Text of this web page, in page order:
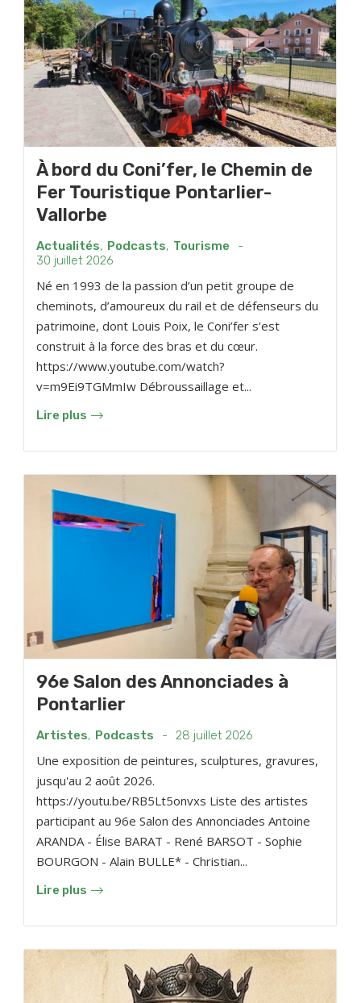
À bord du Coni’fer, le Chemin de
Fer Touristique Pontarlier-
Vallorbe
Actualités, Podcasts, Tourisme
-
30 juillet 2026
Né en 1993 de la passion d’un petit groupe de
cheminots, d’amoureux du rail et de défenseurs du
patrimoine, dont Louis Poix, le Coni’fer s’est
construit à la force des bras et du cœur.
https://www.youtube.com/watch?
v=m9Ei9TGMmIw Débroussaillage et...
Lire plus
96e Salon des Annonciades à
Pontarlier
Artistes, Podcasts - 28 juillet 2026
Une exposition de peintures, sculptures, gravures,
jusqu'au 2 août 2026.
https://youtu.be/RB5Lt5onvxs Liste des artistes
participant au 96e Salon des Annonciades Antoine
ARANDA - Élise BARAT - René BARSOT - Sophie
BOURGON - Alain BULLE* - Christian...
Lire plus